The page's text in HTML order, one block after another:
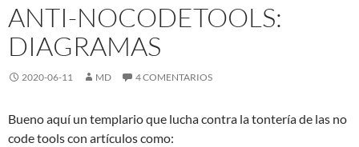
ANTI-NOCODETOOLS:
DIAGRAMAS
2020-06-11 MD 4 COMENTARIOS
Bueno aquí un templario que lucha contra la tontería de las no
code tools con artículos como: